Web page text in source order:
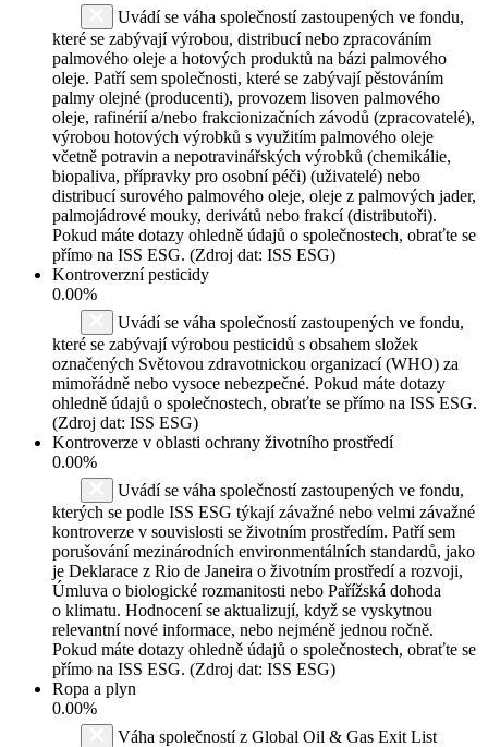
Uvádí se váha společností zastoupených ve fondu,
které se zabývají výrobou, distribucí nebo zpracováním
palmového oleje a hotových produktů na bázi palmového
oleje. Patří sem společnosti, které se zabývají pěstováním
palmy olejné (producenti), provozem lisoven palmového
oleje, rafinérií a/nebo frakcionizačních závodů (zpracovatelé),
výrobou hotových výrobků s využitím palmového oleje
včetně potravin a nepotravinářských výrobků (chemikálie,
biopaliva, přípravky pro osobní péči) (uživatelé) nebo
distribucí surového palmového oleje, oleje z palmových jader,
palmojádrové mouky, derivátů nebo frakcí (distributoři).
Pokud máte dotazy ohledně údajů o společnostech, obraťte se
přímo na ISS ESG. (Zdroj dat: ISS ESG)
Kontroverzní pesticidy
0.00%
Uvádí se váha společností zastoupených ve fondu,
které se zabývají výrobou pesticidů s obsahem složek
označených Světovou zdravotnickou organizací (WHO) za
mimořádně nebo vysoce nebezpečné. Pokud máte dotazy
ohledně údajů o společnostech, obraťte se přímo na ISS ESG.
(Zdroj dat: ISS ESG)
Kontroverze v oblasti ochrany životního prostředí
0.00%
Uvádí se váha společností zastoupených ve fondu,
kterých se podle ISS ESG týkají závažné nebo velmi závažné
kontroverze v souvislosti se životním prostředím. Patří sem
porušování mezinárodních environmentálních standardů, jako
je Deklarace z Rio de Janeira o životním prostředí a rozvoji,
Úmluva o biologické rozmanitosti nebo Pařížská dohoda
o klimatu. Hodnocení se aktualizují, když se vyskytnou
relevantní nové informace, nebo nejméně jednou ročně.
Pokud máte dotazy ohledně údajů o společnostech, obraťte se
přímo na ISS ESG. (Zdroj dat: ISS ESG)
Ropa a plyn
0.00%
Váha společností z Global Oil & Gas Exit List